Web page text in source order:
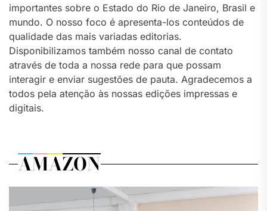
importantes sobre o Estado do Rio de Janeiro, Brasil e
mundo. O nosso foco é apresenta-los conteúdos de
qualidade das mais variadas editorias.
Disponibilizamos também nosso canal de contato
através de toda a nossa rede para que possam
interagir e enviar sugestões de pauta. Agradecemos a
todos pela atenção às nossas edições impressas e
digitais.
AMAZON